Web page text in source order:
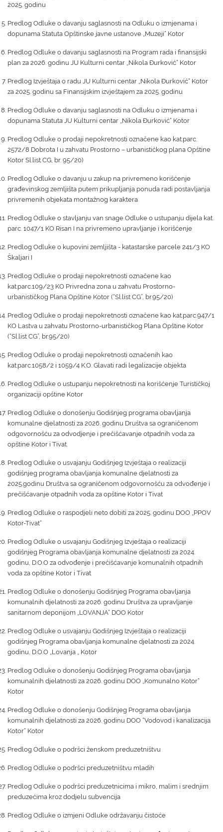
2025. godinu
Predlog Odluke o davanju saglasnosti na Odluku o izmjenama i
dopunama Statuta Opštinske javne ustanove „Muzeji“ Kotor
Predlog Odluke o davanju saglasnosti na Program rada i finansijski
plan za 2026. godinu JU Kulturni centar „Nikola Đurković“ Kotor
Predlog Izvještaja o radu JU Kulturni centar „Nikola Đurković“ Kotor
za 2025. godinu sa Finansijskim izvještajem za 2025. godinu
Predlog Odluke o davanju saglasnosti na Odluku o izmjenama i
dopunama Statuta JU Kulturni centar „Nikola Đurković“ Kotor
Predlog Odluke o prodaji nepokretnosti označene kao kat.parc.
2572/8 Dobrota I u zahvatu Prostorno – urbanističkog plana Opštine
Kotor Sl.list CG, br. 95/20)
Predlog Odluke o davanju u zakup na privremeno korišćenje
građevinskog zemljišta putem prikupljanja ponuda radi postavljanja
privremenih objekata montažnog karaktera
Predlog Odluke o stavljanju van snage Odluke o ustupanju dijela kat.
parc. 1047/1 KO Risan I na privremeno upravljanje i korišćenje
Predlog Odluke o kupovini zemljišta - katastarske parcele 241/3 KO
Škaljari I
Predlog Odluke o prodaji nepokretnosti označene kao
kat.parc.109/23 KO Privredna zona u zahvatu Prostorno-
urbanističkog Plana Opštine Kotor (“Sl.list CG”, br.95/20)
Predlog Odluke o prodaji nepokretnosti označene kao kat.parc.947/1
KO Lastva u zahvatu Prostorno-urbanističkog Plana Opštine Kotor
(“Sl.list CG”, br.95/20)
Predlog Odluke o prodaji nepokretnosti označenih kao
kat.parc.1058/2 i 1059/4 K.O. Glavati radi legalizacije objekta
Predlog Odluke o ustupanju nepokretnosti na korišćenje Turističkoj
organizaciji opštine Kotor
Predlog Odluke o donošenju Godišnjeg programa obavljanja
komunalne djelatnosti za 2026. godinu Društva sa ograničenom
odgovornošću za odvodjenje i prečišćavanje otpadnih voda za
opštine Kotor i Tivat.
Predlog Odluke o usvajanju Godišnjeg Izvještaja o realizaciji
godišnjeg programa obavljanja komunalne djelatnosti za
2025.godinu Društva sa ograničenom odgovornošću za odvođenje i
prečišćavanje otpadnih voda za opštine Kotor i Tivat
Predlog Odluke o raspodjeli neto dobiti za 2025. godinu DOO „PPOV
Kotor-Tivat“
Predlog Odluke o usvajanju Godišnjeg Izvještaja o realizaciji
godišnjeg Programa obavljanja komunalne djelatnosti za 2024.
godinu, D.O.O za odvođenje i prečišćavanje komunalnih otpadnih
voda za opštine Kotor i Tivat
Predlog Odluke o donošenju Godišnjeg Programa obavljanja
komunalnih djelatnosti za 2026. godinu Društva za upravljanje
sanitarnom deponijom „LOVANJA“ DOO Kotor
Predlog Odluke o usvajanju Godišnjeg Izvještaja o realizaciji
godišnjeg Programa obavljanja komunalne djelatnosti za 2024.
godinu, D.O.O „Lovanja „ Kotor
Predlog Odluke o donošenju Godišnjeg Programa obavljanja
komunalnih djelatnosti za 2026. godinu DOO „Komunalno Kotor“
Kotor
Predlog Odluke o donošenju Godišnjeg Programa obavljanja
komunalnih djelatnosti za 2026. godinu DOO “Vodovod i kanalizacija
Kotor“ Kotor
Predlog Odluke o podršci ženskom preduzetništvu
Predlog Odluke o podršci preduzetništvu mladih
Predlog Odluke o podršci preduzetnicima i mikro, malim i srednjim
preduzećima kroz dodjelu subvencija
Predlog Odluke o izmjeni Odluke održavanju čistoće